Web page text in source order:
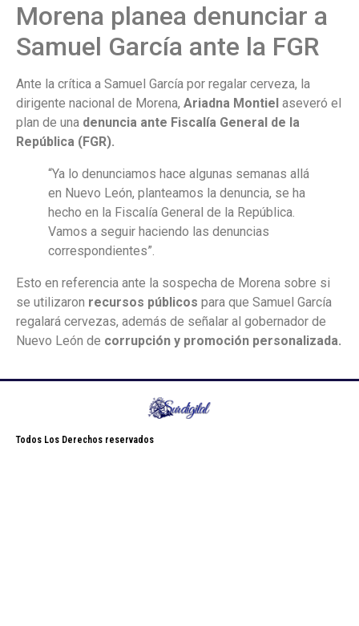
Morena planea denunciar a
Samuel García ante la FGR
Ante la crítica a Samuel García por regalar cerveza, la
dirigente nacional de Morena, Ariadna Montiel aseveró el
plan de una denuncia ante Fiscalía General de la
República (FGR).
“Ya lo denunciamos hace algunas semanas allá
en Nuevo León, planteamos la denuncia, se ha
hecho en la Fiscalía General de la República.
Vamos a seguir haciendo las denuncias
correspondientes”.
Esto en referencia ante la sospecha de Morena sobre si
se utilizaron recursos públicos para que Samuel García
regalará cervezas, además de señalar al gobernador de
Nuevo León de corrupción y promoción personalizada.
Todos Los Derechos reservados